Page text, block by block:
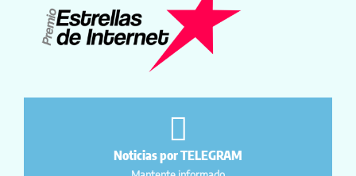
Noticias por TELEGRAM